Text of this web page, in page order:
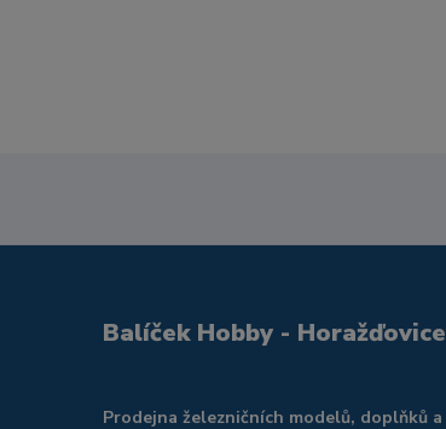
Balíček Hobby - Horažďovice
Prodejna železničních modelů, doplňků a